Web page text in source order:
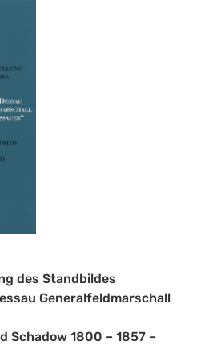
des Standbildes
Generalfeldmarschall
Schadow 1800 – 1857 –